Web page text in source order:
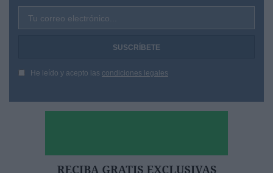
Tu correo electrónico...
He leído y acepto las condiciones legales